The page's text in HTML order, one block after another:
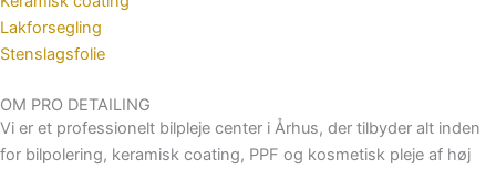
Lakforsegling
Stenslagsfolie
OM PRO DETAILING
Vi er et professionelt bilpleje center i Århus, der tilbyder alt inden
for bilpolering, keramisk coating, PPF og kosmetisk pleje af høj